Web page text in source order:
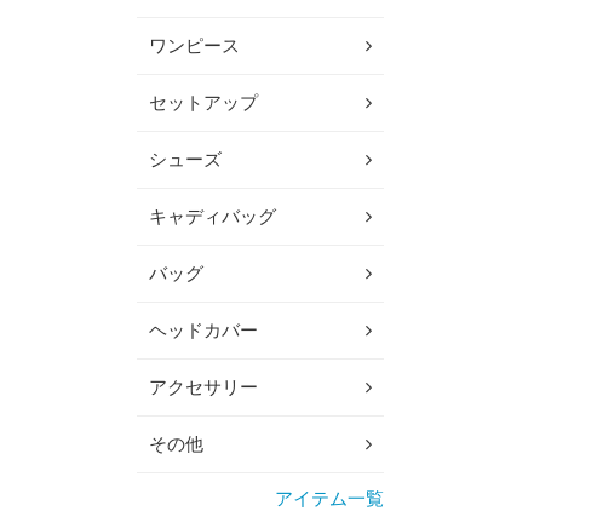
ワンピース
セットアップ
シューズ
キャディバッグ
バッグ
ヘッドカバー
アクセサリー
その他
アイテム一覧